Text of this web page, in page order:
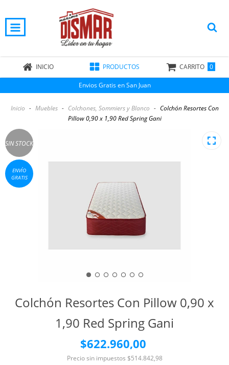
INICIO PRODUCTOS CARRITO 0
Envios Gratis en San Juan
Inicio - Muebles - Colchones, Sommiers y Blanco - Colchón Resortes Con
Pillow 0,90 x 1,90 Red Spring Gani
SIN STOCK
ENVÍO
GRATIS
Colchón Resortes Con Pillow 0,90 x
1,90 Red Spring Gani
$622.960,00
Precio sin impuestos $514.842,98